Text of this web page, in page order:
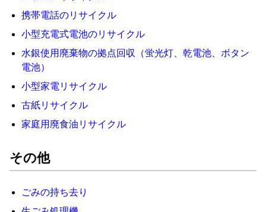
携帯電話のリサイクル
小型充電式電池のリサイクル
水銀使用 廃棄物の拠点回収 （蛍光灯 乾電池
ボタン
電池）
小型家電 リサイクル
古紙リサイクル
家庭用 廃食油 リサイクル
その他
ごみの持ち去り